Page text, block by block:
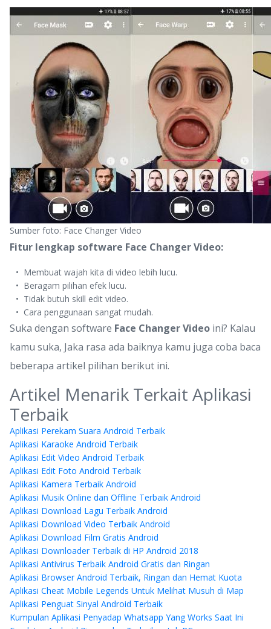
Sumber foto: Face Changer Video
Fitur lengkap software Face Changer Video:
Membuat wajah kita di video lebih lucu.
Beragam pilihan efek lucu.
Tidak butuh skill edit video.
Cara penggunaan sangat mudah.
Suka dengan software Face Changer Video ini? Kalau
kamu suka, Jaka rasa ada baiknya kamu juga coba baca
beberapa artikel pilihan berikut ini.
Artikel Menarik Terkait Aplikasi
Terbaik
Aplikasi Perekam Suara Android Terbaik
Aplikasi Karaoke Android Terbaik
Aplikasi Edit Video Android Terbaik
Aplikasi Edit Foto Android Terbaik
Aplikasi Kamera Terbaik Android
Aplikasi Musik Online dan Offline Terbaik Android
Aplikasi Download Lagu Terbaik Android
Aplikasi Download Video Terbaik Android
Aplikasi Download Film Gratis Android
Aplikasi Downloader Terbaik di HP Android 2018
Aplikasi Antivirus Terbaik Android Gratis dan Ringan
Aplikasi Browser Android Terbaik, Ringan dan Hemat Kuota
Aplikasi Cheat Mobile Legends Untuk Melihat Musuh di Map
Aplikasi Penguat Sinyal Android Terbaik
Kumpulan Aplikasi Penyadap Whatsapp Yang Works Saat Ini